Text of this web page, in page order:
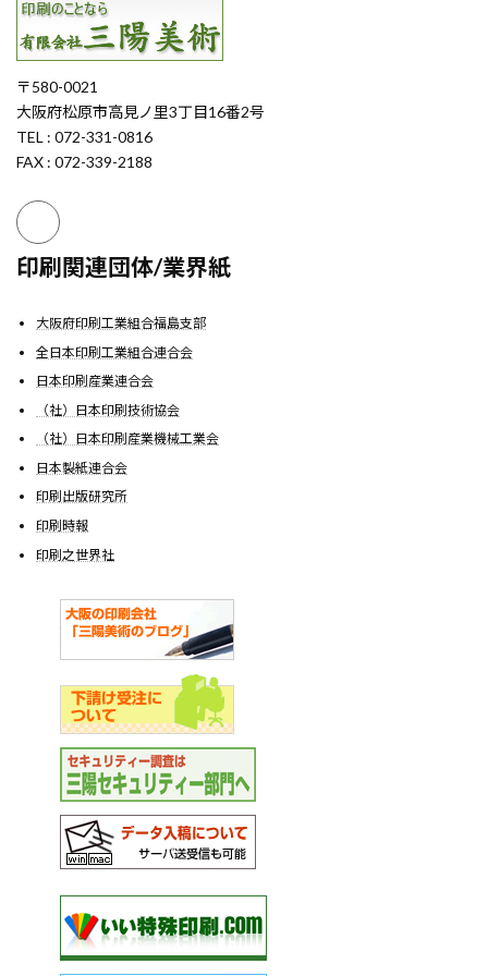
〒580-0021
大阪府松原市高見ノ里3丁目16番2号
TEL : 072-331-0816
FAX : 072-339-2188
印刷関連団体/業界紙
大阪府印刷工業組合福島支部
全日本印刷工業組合連合会
日本印刷産業連合会
（社）日本印刷技術協会
（社）日本印刷産業機械工業会
日本製紙連合会
印刷出版研究所
印刷時報
印刷之世界社